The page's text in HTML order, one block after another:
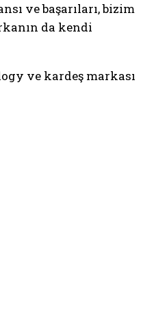
ve başarıları, bizim
da kendi
ve kardeş markası